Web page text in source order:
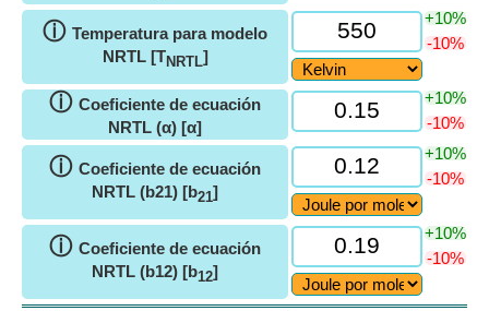
ⓘ Temperatura para modelo
NRTL [TNRTL]
+10%
-10%
ⓘ Coeficiente de ecuación
NRTL (α) [α]
+10%
-10%
ⓘ Coeficiente de ecuación
NRTL (b21) [b21]
+10%
-10%
ⓘ Coeficiente de ecuación
NRTL (b12) [b12]
+10%
-10%